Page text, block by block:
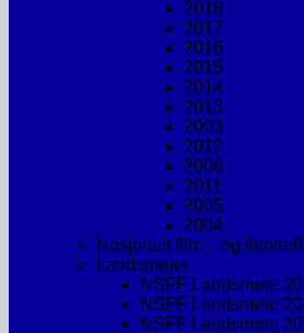
2018
2017
2016
2015
2014
2013
2003
2012
2006
2011
2005
2004
Nasjonalt film – og
Landsmøter
NSFF Landsmøte
NSFF Landsmøte
NSFF Landsmøte